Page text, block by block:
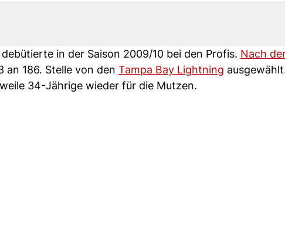
in der Saison 2009/10 bei den Profis. Nach
an 186. Stelle von den Tampa Bay Lightning
34-Jährige wieder für die Mutzen.